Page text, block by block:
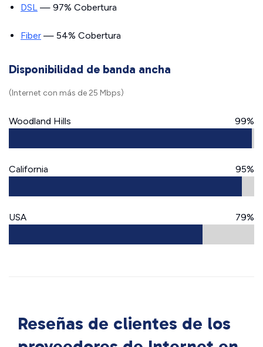
DSL — 97% Cobertura
Fiber — 54% Cobertura
Disponibilidad de banda ancha
(Internet con más de 25 Mbps)
Woodland Hills 99%
California 95%
USA 79%
Reseñas de clientes de los